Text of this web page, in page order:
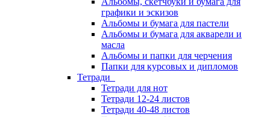
графики и эскизов
Альбомы и бумага для пастели
Альбомы и бумага для акварели и
масла
Альбомы и папки для черчения
Папки для курсовых и дипломов
Тетради
Тетради для нот
Тетради 12-24 листов
Тетради 40-48 листов